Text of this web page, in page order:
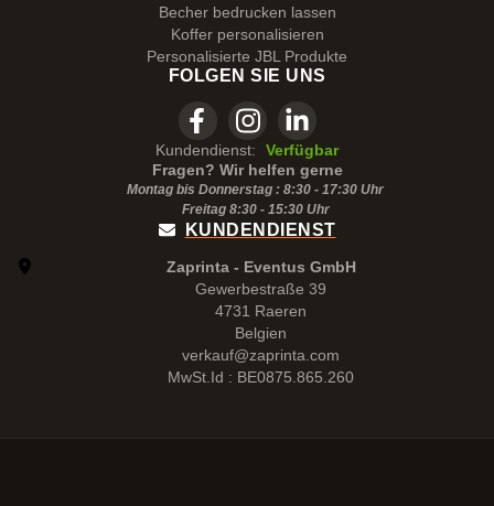
Becher bedrucken lassen
Koffer personalisieren
Personalisierte JBL Produkte
FOLGEN SIE UNS
Kundendienst:
Verfügbar
Fragen? Wir helfen gerne
Montag bis Donnerstag : 8:30 - 17:30 Uhr
Freitag 8:30 - 15:30Uhr
KUNDENDIENST
Zaprinta - Eventus GmbH
Gewerbestraße 39
4731 Raeren
Belgien
verkauf@zaprinta.com
MwSt.Id : BE0875.865.260